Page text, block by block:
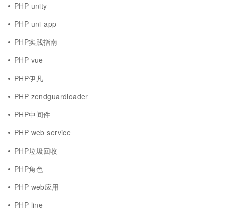
PHP unity
PHP uni-app
PHP实践指南
PHP vue
PHP伊凡
PHP zendguardloader
PHP中间件
PHP web service
PHP垃圾回收
PHP角色
PHP web应用
PHP line